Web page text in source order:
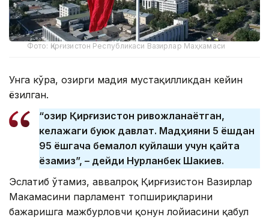
Фото: Қирғизистон Республикаси Вазирлар Маҳкамаси
Унга кўра, ҳозирги мадҳия мустақилликдан кейин
ёзилган.
“Ҳозир Қирғизистон ривожланаётган,
келажаги буюк давлат. Мадҳияни 5 ёшдан
95 ёшгача бемалол куйлаши учун қайта
ёзамиз”, – дейди Нурланбек Шакиев.
Эслатиб ўтамиз, аввалроқ Қирғизистон Вазирлар
Маҳкамасини парламент топшириқларини
бажаришга мажбурловчи қонун лойиҳасини қабул